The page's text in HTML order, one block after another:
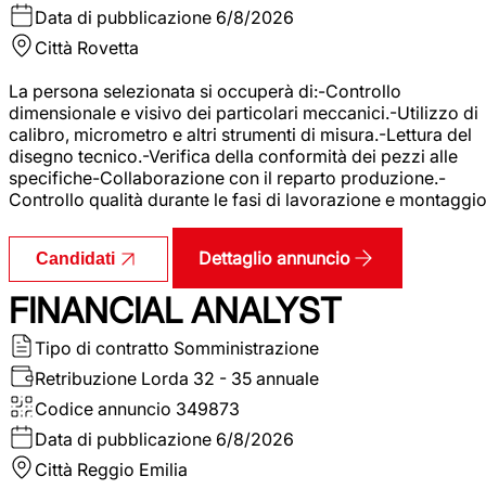
Data di pubblicazione 6/8/2026
Città Rovetta
La persona selezionata si occuperà di:-Controllo
dimensionale e visivo dei particolari meccanici.-Utilizzo di
calibro, micrometro e altri strumenti di misura.-Lettura del
disegno tecnico.-Verifica della conformità dei pezzi alle
specifiche-Collaborazione con il reparto produzione.-
Controllo qualità durante le fasi di lavorazione e
Candidati Dettaglio annuncio
FINANCIAL ANALYST
Tipo di contratto Somministrazione
Retribuzione Lorda 32 - 35 annuale
Codice annuncio 349873
Data di pubblicazione 6/8/2026
Città Reggio Emilia